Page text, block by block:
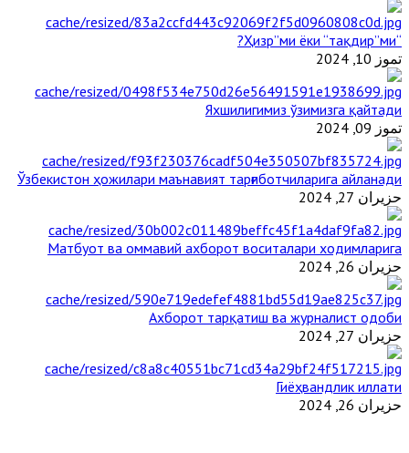
“Ҳизр”ми ёки “тақдир”ми?
تموز 10, 2024
Яхшилигимиз ўзимизга қайтади
تموز 09, 2024
Ўзбекистон ҳожилари маънавият тарғиботчиларига айланади
حزيران 27, 2024
Матбуот ва оммавий ахборот воситалари ходимларига
حزيران 26, 2024
Ахборот тарқатиш ва журналист одоби
حزيران 27, 2024
Гиёҳвандлик иллати
حزيران 26, 2024